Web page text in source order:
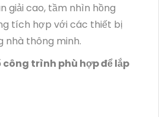
giải cao, tầm nhìn hồng
tích hợp với các thiết bị
nhà thông minh.
trình phù hợp để lắp